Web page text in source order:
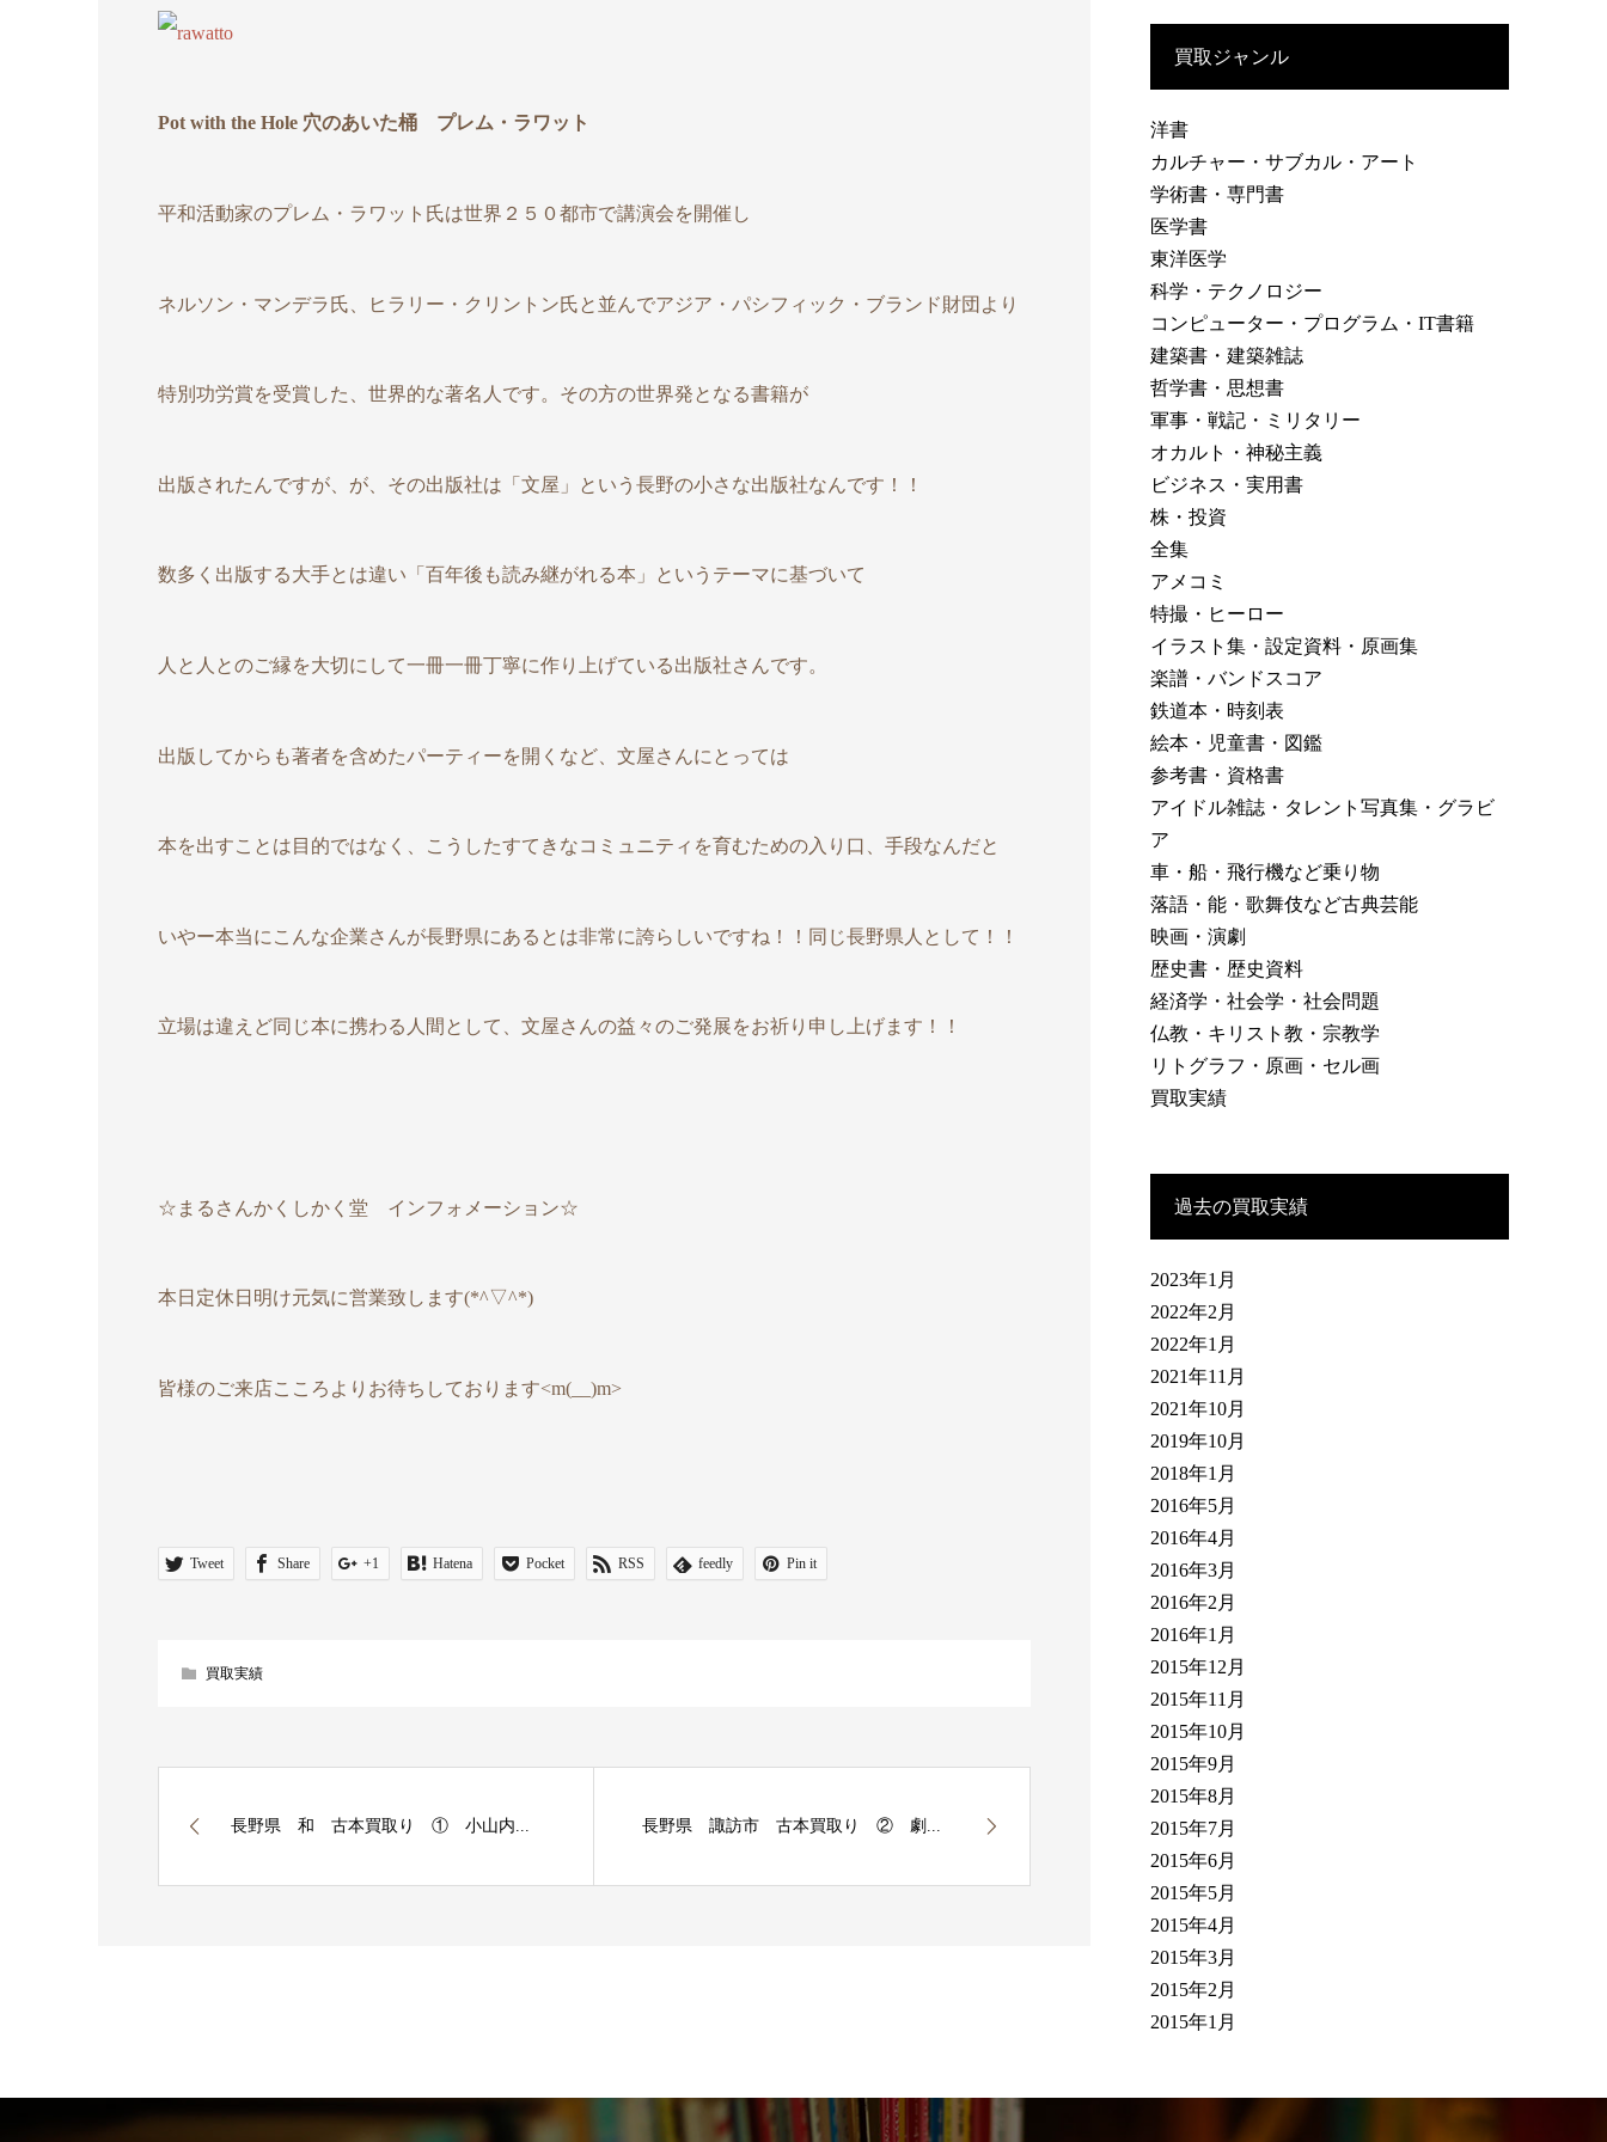
Pot with the Hole 穴のあいた桶 プレム・ラワット
平和活動家のプレム・ラワット氏は世界２５０都市で講演会を開催し
ネルソン・マンデラ氏、ヒラリー・クリントン氏と並んでアジア・パシフィック・ブランド財団より
特別功労賞を受賞した、世界的な著名人です。その方の世界発となる書籍が
出版されたんですが、が、その出版社は「文屋」という長野の小さな出版社なんです！！
数多く出版する大手とは違い「百年後も読み継がれる本」というテーマに基づいて
人と人とのご縁を大切にして一冊一冊丁寧に作り上げている出版社さんです。
出版してからも著者を含めたパーティーを開くなど、文屋さんにとっては
本を出すことは目的ではなく、こうしたすてきなコミュニティを育むための入り口、手段なんだと
いやー本当にこんな企業さんが長野県にあるとは非常に誇らしいですね！！同じ長野県人として！！
立場は違えど同じ本に携わる人間として、文屋さんの益々のご発展をお祈り申し上げます！！
☆まるさんかくしかく堂 インフォメーション☆
本日定休日明け元気に営業致します(*^▽^*)
皆様のご来店こころよりお待ちしております<m(__)m>
Tweet Share +1 Hatena Pocket RSS feedly Pin it
買取実績
長野県 和 古本買取り ① 小山内... 長野県 諏訪市 古本買取り ② 劇...
買取ジャンル
洋書
カルチャー・サブカル・アート
学術書・専門書
医学書
東洋医学
科学・テクノロジー
コンピューター・プログラム・IT書籍
建築書・建築雑誌
哲学書・思想書
軍事・戦記・ミリタリー
オカルト・神秘主義
ビジネス・実用書
株・投資
全集
アメコミ
特撮・ヒーロー
イラスト集・設定資料・原画集
楽譜・バンドスコア
鉄道本・時刻表
絵本・児童書・図鑑
参考書・資格書
アイドル雑誌・タレント写真集・グラビ
ア
車・船・飛行機など乗り物
落語・能・歌舞伎など古典芸能
映画・演劇
歴史書・歴史資料
経済学・社会学・社会問題
仏教・キリスト教・宗教学
リトグラフ・原画・セル画
買取実績
過去の買取実績
2023年1月
2022年2月
2022年1月
2021年11月
2021年10月
2019年10月
2018年1月
2016年5月
2016年4月
2016年3月
2016年2月
2016年1月
2015年12月
2015年11月
2015年10月
2015年9月
2015年8月
2015年7月
2015年6月
2015年5月
2015年4月
2015年3月
2015年2月
2015年1月